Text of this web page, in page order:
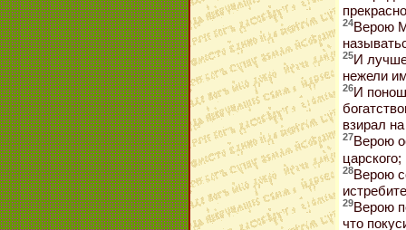
24Верою
25И
нежели
26И
взирал
27Верою
28Верою
29Верою
что